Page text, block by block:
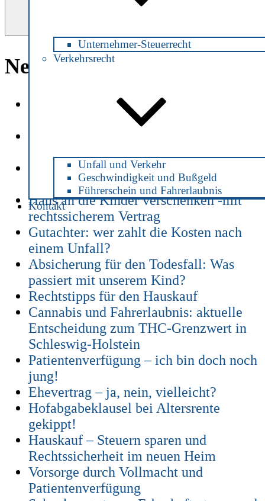
Unternehmer-Steuerrecht
Verkehrsrecht
Unfall und Verkehr
Geschwindigkeit und Bußgeld
Führerschein und Fahrerlaubnis
Kontakt
Neueste Beiträge
Patientenverfügung zu Zeiten von
Alkohol am Steuer -welche Strafe
Haus an die Kinder verschenken -mit
rechtssicherem Vertrag
Gutachter: wer zahlt die Kosten nach
einem Unfall?
Absicherung für den Todesfall: Was
passiert mit unserem Kind?
Rechtstipps für den Hauskauf
Cannabis und Fahrerlaubnis: aktuelle
Entscheidung zum THC-Grenzwert in
Schleswig-Holstein
Patientenverfügung – ich bin doch noch
jung!
Ehevertrag – ja, nein, vielleicht?
Hofabgabeklausel bei Altersrente
gekippt!
Hauskauf – Steuern sparen und
Rechtssicherheit im neuen Heim
Vorsorge durch Vollmacht und
Patientenverfügung